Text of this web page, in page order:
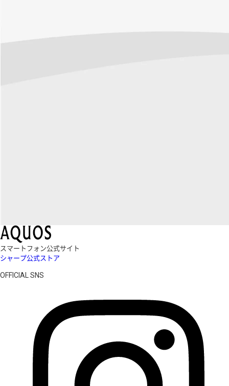
スマートフォン公式サイト
シャープ公式ストア
OFFICIAL SNS